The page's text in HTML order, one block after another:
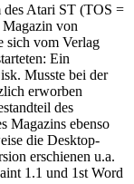
des Atari ST (TOS =
von
sich vom Verlag
Ein
Musste bei der
erworben
des
Magazins ebenso
die Desktop-
erschienen u.a.
1.1 und 1st Word